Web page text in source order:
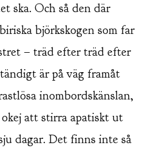
ska. Och så den där
björkskogen som far
– träd efter träd efter
är på väg framåt
inombordskänslan,
att stirra apatiskt ut
dagar. Det finns inte så